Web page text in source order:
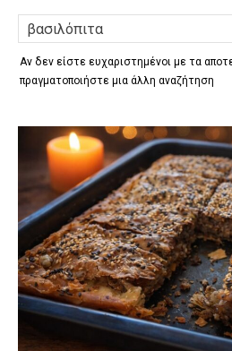
Αν δεν είστε ευχαριστημένοι με τα
πραγματοποιήστε μια άλλη αναζήτηση